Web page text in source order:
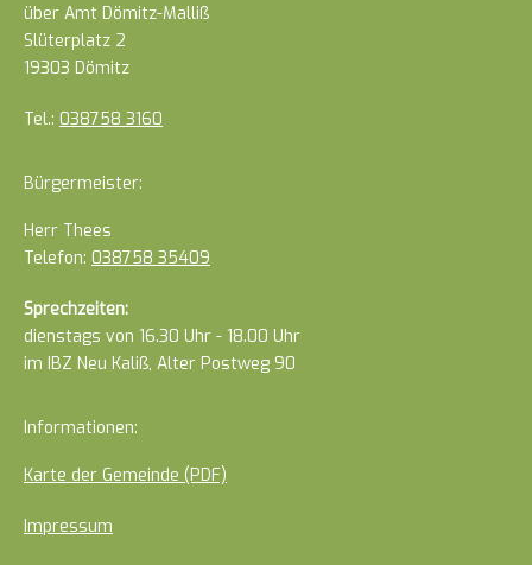
über Amt Dömitz-Malliß
Slüterplatz 2
19303 Dömitz
Tel.: 038758 3160
Bürgermeister:
Herr Thees
Telefon: 038758 35409
Sprechzeiten:
dienstags von 16.30 Uhr - 18.00 Uhr
im IBZ Neu Kaliß, Alter Postweg 90
Informationen:
Karte der Gemeinde (PDF)
Impressum